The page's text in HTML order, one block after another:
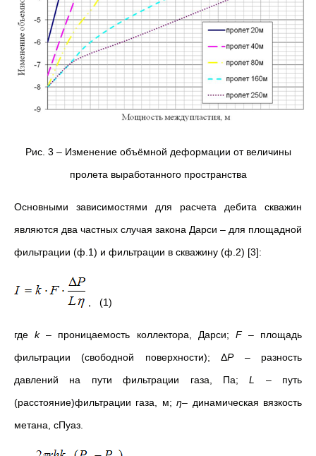
Рис. 3 – Изменение объёмной деформации от величины
пролета выработанного пространства
Основными зависимостями для расчета дебита скважин
являются два частных случая закона Дарси – для площадной
фильтрации (ф.1) и фильтрации в скважину (ф.2) [3]:
, (1)
гдеk– проницаемость коллектора, Дарси; F– площадь
фильтрации (свободной поверхности); ΔР– разность
давлений на пути фильтрации газа, Па;L
– путь
(расстояние)фильтрации газа, м;η– динамическая вязкость
метана, сПуаз.